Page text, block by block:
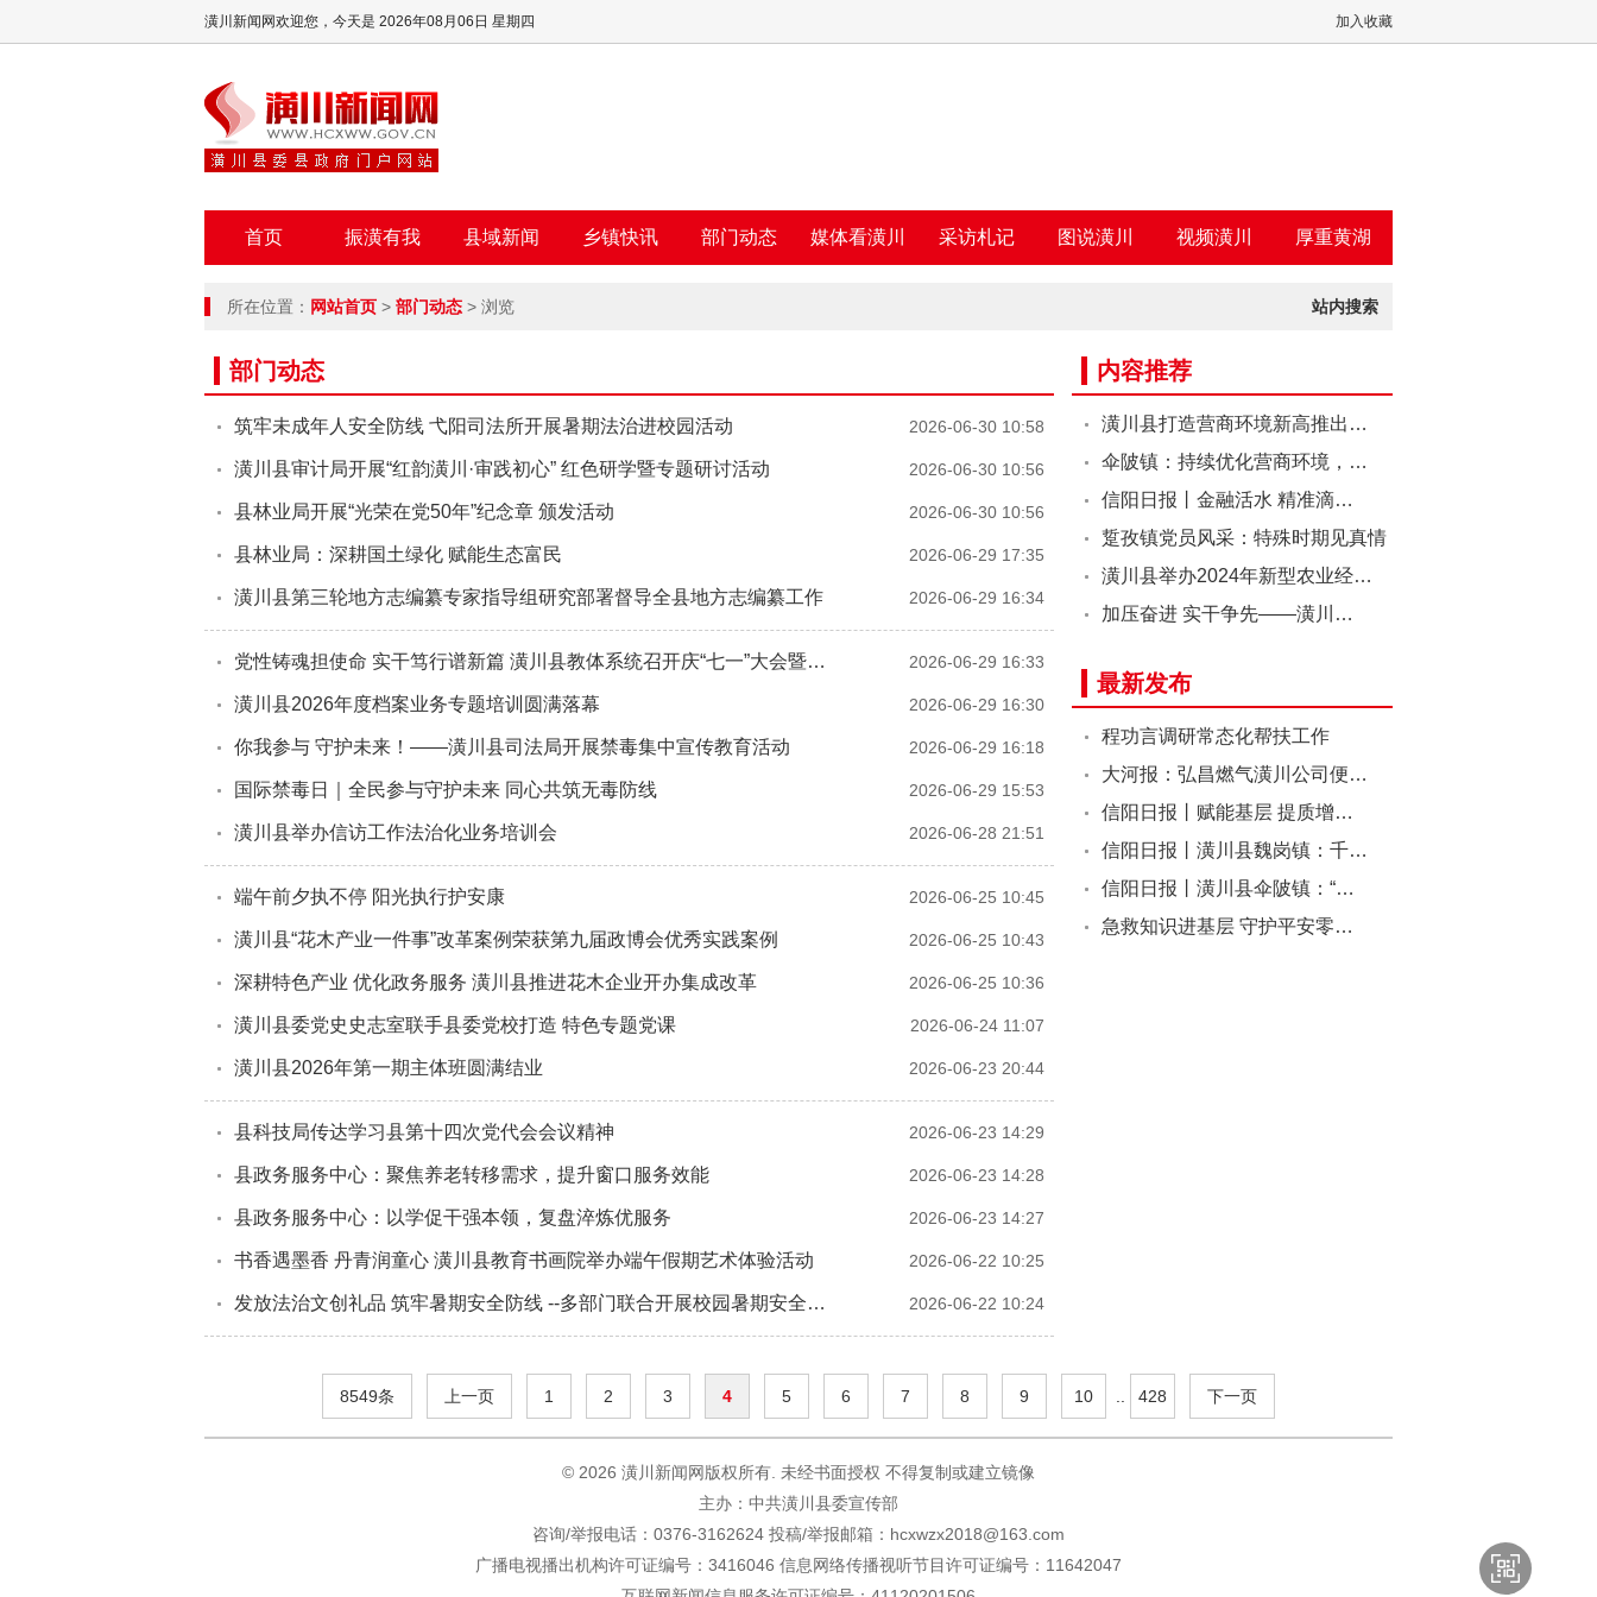
加入收藏
潢川新闻网欢迎您， 今天是 2026年08月06日 星期四
首页 振潢有我 县域新闻 乡镇快讯 部门动态 媒体看潢川 采访札记 图说潢川 视频潢川 厚重黄湖
站内搜索
所在位置： 网站首页 > 部门动态 > 浏览
部门动态
2026-06-30 10:58
筑牢未成年人安全防线 弋阳司法所开展暑期法治进校园活动
2026-06-30 10:56
潢川县审计局开展“红韵潢川·审践初心” 红色研学暨专题研讨活动
2026-06-30 10:56
县林业局开展“光荣在党50年”纪念章 颁发活动
2026-06-29 17:35
县林业局：深耕国土绿化 赋能生态富民
2026-06-29 16:34
潢川县第三轮地方志编纂专家指导组研究部署督导全县地方志编纂工作
2026-06-29 16:33
党性铸魂担使命 实干笃行谱新篇 潢川县教体系统召开庆“七一”大会暨…
2026-06-29 16:30
潢川县2026年度档案业务专题培训圆满落幕
2026-06-29 16:18
你我参与 守护未来！——潢川县司法局开展禁毒集中宣传教育活动
2026-06-29 15:53
国际禁毒日｜全民参与守护未来 同心共筑无毒防线
2026-06-28 21:51
潢川县举办信访工作法治化业务培训会
2026-06-25 10:45
端午前夕执不停 阳光执行护安康
2026-06-25 10:43
潢川县“花木产业一件事”改革案例荣获第九届政博会优秀实践案例
2026-06-25 10:36
深耕特色产业 优化政务服务 潢川县推进花木企业开办集成改革
2026-06-24 11:07
潢川县委党史史志室联手县委党校打造 特色专题党课
2026-06-23 20:44
潢川县2026年第一期主体班圆满结业
2026-06-23 14:29
县科技局传达学习县第十四次党代会会议精神
2026-06-23 14:28
县政务服务中心：聚焦养老转移需求，提升窗口服务效能
2026-06-23 14:27
县政务服务中心：以学促干强本领，复盘淬炼优服务
2026-06-22 10:25
书香遇墨香 丹青润童心 潢川县教育书画院举办端午假期艺术体验活动
2026-06-22 10:24
发放法治文创礼品 筑牢暑期安全防线 --多部门联合开展校园暑期安全…
内容推荐
潢川县打造营商环境新高推出…
伞陂镇：持续优化营商环境，…
信阳日报丨金融活水 精准滴…
踅孜镇党员风采：特殊时期见真情
潢川县举办2024年新型农业经…
加压奋进 实干争先——潢川…
最新发布
程功言调研常态化帮扶工作
大河报：弘昌燃气潢川公司便…
信阳日报丨赋能基层 提质增…
信阳日报丨潢川县魏岗镇：千…
信阳日报丨潢川县伞陂镇：“…
急救知识进基层 守护平安零…
8549条 上一页 1 2 3 4 5 6 7 8 9 10 428 下一页
© 2026 潢川新闻网版权所有. 未经书面授权 不得复制或建立镜像
主办：中共潢川县委宣传部
咨询/举报电话：0376-3162624 投稿/举报邮箱：hcxwzx2018@163.com
广播电视播出机构许可证编号：3416046 信息网络传播视听节目许可证编号：11642047